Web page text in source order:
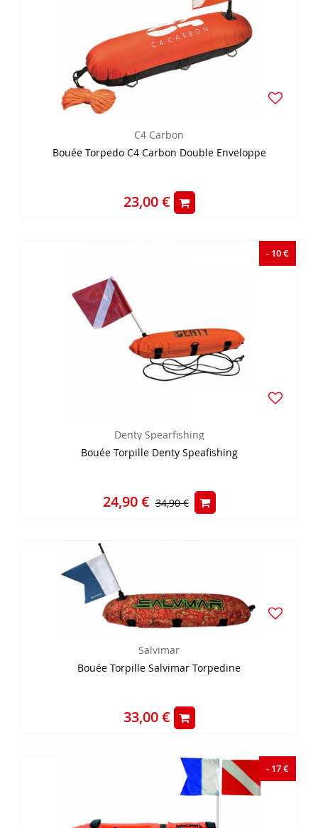
C4 Carbon
Bouée Torpedo C4 Carbon Double Enveloppe
23,00 €
- 10 €
Denty Spearfishing
Bouée Torpille Denty Speafishing
24,90 € 34,90 €
Salvimar
Bouée Torpille Salvimar Torpedine
33,00 €
- 17 €